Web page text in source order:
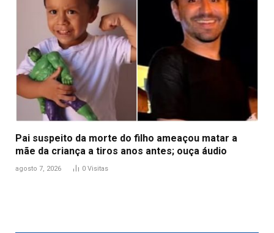
Pai suspeito da morte do filho ameaçou matar a
mãe da criança a tiros anos antes; ouça áudio
agosto 7, 2026 0 Visitas